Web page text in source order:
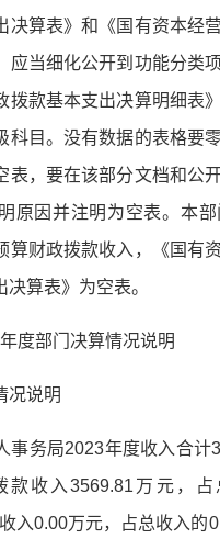
决算表》和《国有资本经
应当细化公开到功能分类项
拨款基本支出决算明细表
科目。没有数据的表格要
表，要在该部分文档和公
原因并注明为空表。本
算财政拨款收入，《国有
算表》为空表。
度部门决算情况说明
况说明
事务局2023年度收入合计
款收入3569.81万元，占
入0.00万元，占总收入的